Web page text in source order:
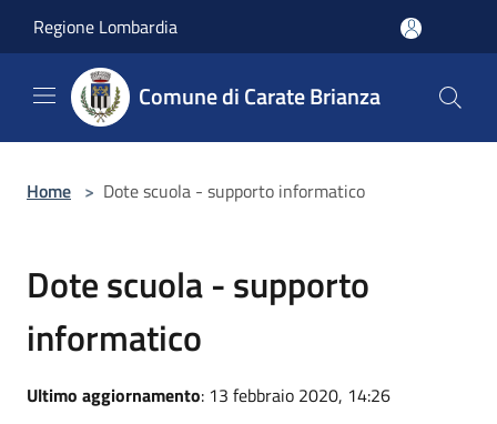
Regione Lombardia
Comune di Carate Brianza
Home > Dote scuola - supporto informatico
Dote scuola - supporto
informatico
Ultimo aggiornamento: 13 febbraio 2020, 14:26